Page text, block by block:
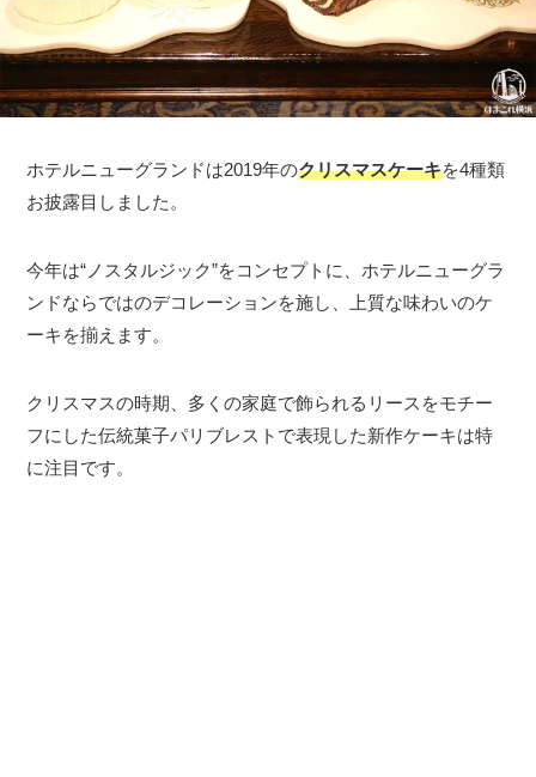
ホテルニューグランドは2019年のクリスマスケーキを4種類
お披露目しました。
今年は“ノスタルジック”をコンセプトに、ホテルニューグラ
ンドならではのデコレーションを施し、上質な味わいのケ
ーキを揃えます。
クリスマスの時期、多くの家庭で飾られるリースをモチー
フにした伝統菓子パリブレストで表現した新作ケーキは特
に注目です。